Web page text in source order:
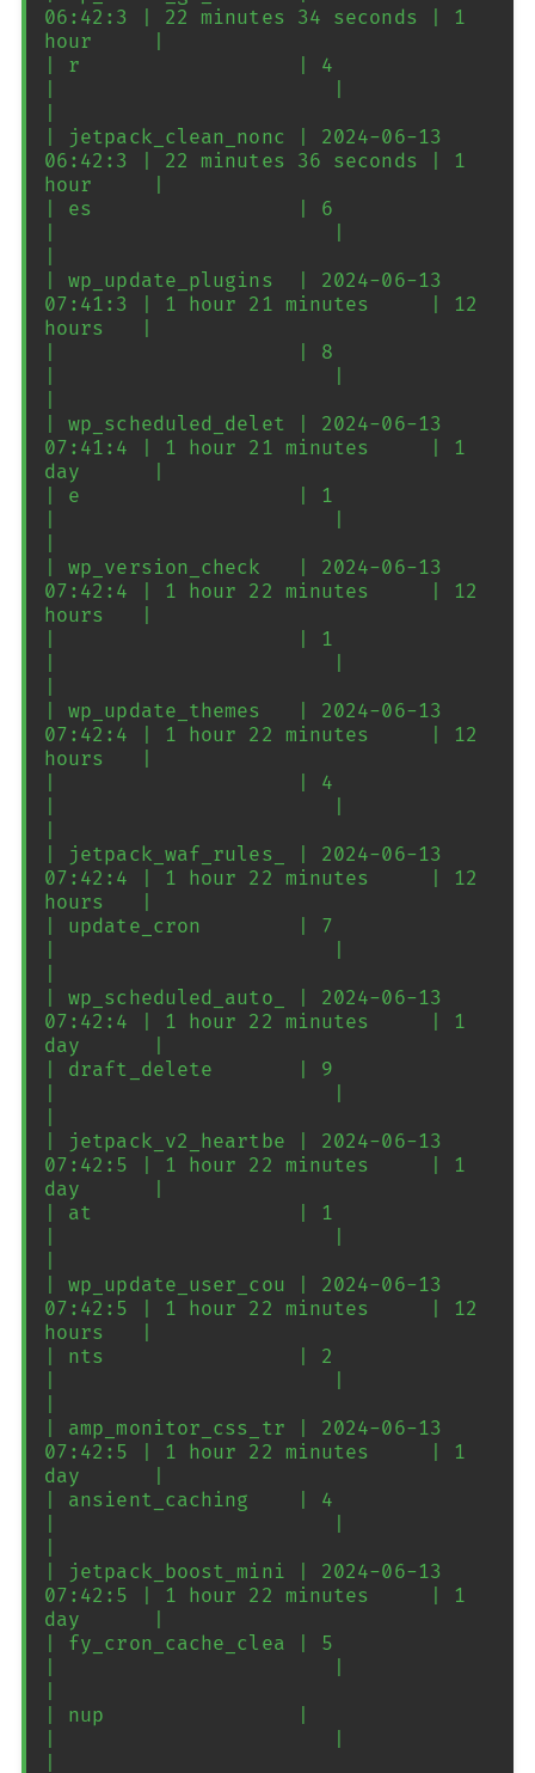
06:42:3 | 22 minutes 34 seconds | 1
hour     |
| r                  | 4
| jetpack_clean_nonc | 2024-06-13
06:42:3 | 22 minutes 36 seconds | 1
hour     |
| es                 | 6
| wp_update_plugins  | 2024-06-13
07:41:3 | 1 hour 21 minutes     | 12
hours   |
|                    | 8
| wp_scheduled_delet | 2024-06-13
07:41:4 | 1 hour 21 minutes     | 1
day      |
| e                  | 1
| wp_version_check   | 2024-06-13
07:42:4 | 1 hour 22 minutes     | 12
hours   |
|                    | 1
| wp_update_themes   | 2024-06-13
07:42:4 | 1 hour 22 minutes     | 12
hours   |
|                    | 4
| jetpack_waf_rules_ | 2024-06-13
07:42:4 | 1 hour 22 minutes     | 12
hours   |
| update_cron        | 7
| wp_scheduled_auto_ | 2024-06-13
07:42:4 | 1 hour 22 minutes     | 1
day      |
| draft_delete       | 9
| jetpack_v2_heartbe | 2024-06-13
07:42:5 | 1 hour 22 minutes     | 1
day      |
| at                 | 1
| wp_update_user_cou | 2024-06-13
07:42:5 | 1 hour 22 minutes     | 12
hours   |
| nts                | 2
| amp_monitor_css_tr | 2024-06-13
07:42:5 | 1 hour 22 minutes     | 1
day      |
| ansient_caching    | 4
| jetpack_boost_mini | 2024-06-13
07:42:5 | 1 hour 22 minutes     | 1
day      |
| fy_cron_cache_clea | 5
| nup                |